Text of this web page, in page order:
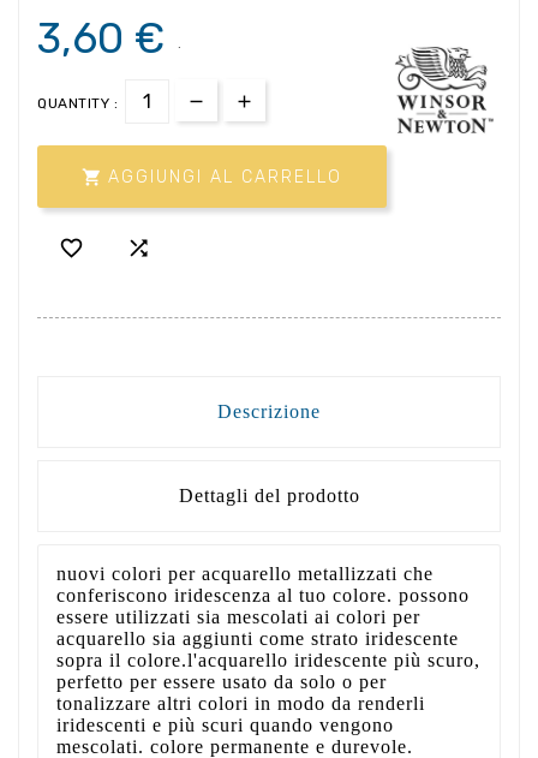
3,60 € .
QUANTITY :
 AGGIUNGI AL CARRELLO
 
Descrizione
Dettagli del prodotto
nuovi colori per acquarello metallizzati che
conferiscono iridescenza al tuo colore. possono
essere utilizzati sia mescolati ai colori per
acquarello sia aggiunti come strato iridescente
sopra il colore.l'acquarello iridescente più scuro,
perfetto per essere usato da solo o per
tonalizzare altri colori in modo da renderli
iridescenti e più scuri quando vengono
mescolati. colore permanente e durevole.